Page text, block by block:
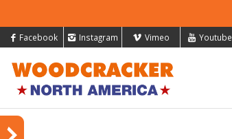
Facebook Instagram Vimeo Youtube